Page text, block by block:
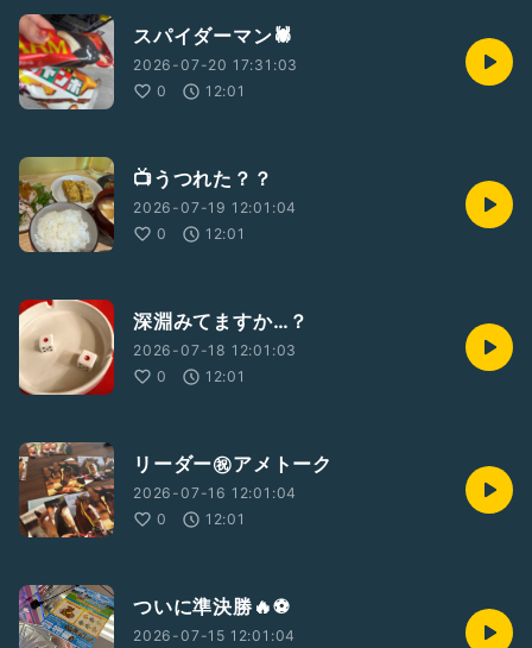
スパイダーマン🕷️
2026-07-20 17:31:03
0
12:01
📺うつれた？？
2026-07-19 12:01:04
0
12:01
深淵みてますか…？
2026-07-18 12:01:03
0
12:01
リーダー㊗️アメトーク
2026-07-16 12:01:04
0
12:01
ついに準決勝🔥⚽️
2026-07-15 12:01:04